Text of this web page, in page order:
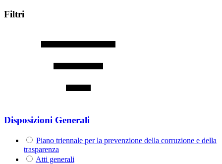
Filtri
Disposizioni Generali
Piano triennale per la prevenzione della corruzione e della
trasparenza
Atti generali